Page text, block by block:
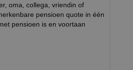
oma, collega, vriendin of
pensioen quote in één
pensioen is en voortaan